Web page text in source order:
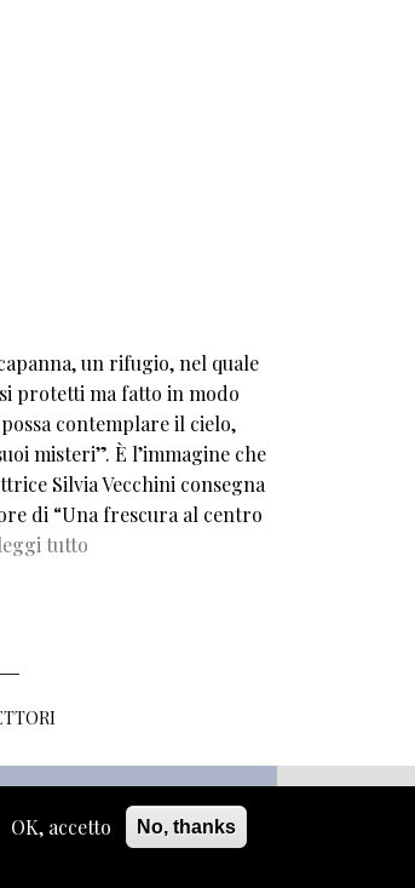
un rifugio, nel quale
protetti ma fatto in modo
contemplare il cielo,
misteri”. È l’immagine che
Silvia Vecchini consegna
di “Una frescura al centro
tutto
OK, accetto No, thanks